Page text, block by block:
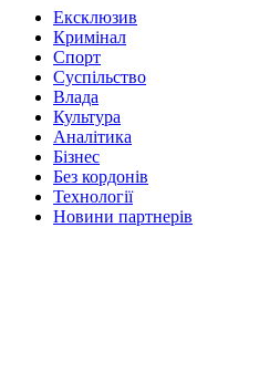
Ексклюзив
Кримінал
Спорт
Суспільство
Влада
Культура
Аналітика
Бізнес
Без кордонів
Технології
Новини партнерів